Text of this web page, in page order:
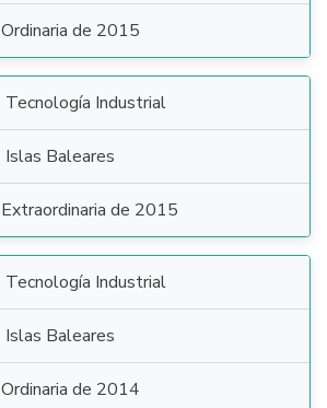
Ordinaria de 2015
Tecnología Industrial
Islas Baleares
Extraordinaria de 2015
Tecnología Industrial
Islas Baleares
Ordinaria de 2014